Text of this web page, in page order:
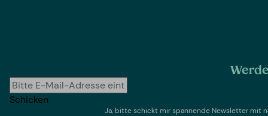
Schicken
Ja, bitte schickt mir spannende Newsletter mit